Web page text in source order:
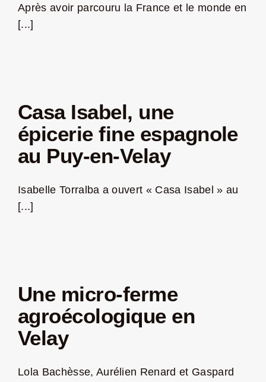
Après avoir parcouru la France et le monde en
[...]
Casa Isabel, une
épicerie fine espagnole
au Puy-en-Velay
Isabelle Torralba a ouvert « Casa Isabel » au
[...]
Une micro-ferme
agroécologique en
Velay
Lola Bachèsse, Aurélien Renard et Gaspard